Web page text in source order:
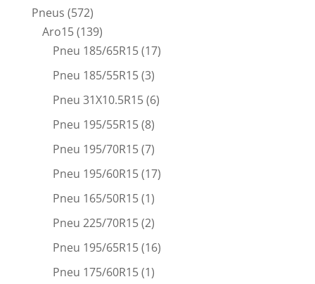
Pneus (572)
Aro15(139)
Pneu 185/65R15(17)
Pneu 185/55R15(3)
Pneu 31X10.5R15(6)
Pneu 195/55R15(8)
Pneu 195/70R15(7)
Pneu 195/60R15(17)
Pneu 165/50R15(1)
Pneu 225/70R15(2)
Pneu 195/65R15(16)
Pneu 175/60R15(1)